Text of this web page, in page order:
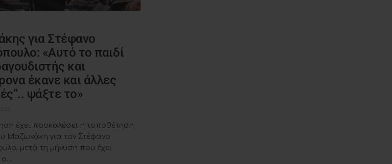
για Στέφανο
«Αυτό το παιδί
και
έκανε και άλλες
ψάξτε το»
έχει προκαλέσει η τοποθέτηση
Μαζωνάκη για τον Στέφανο
μετά τη μήνυση που έχει